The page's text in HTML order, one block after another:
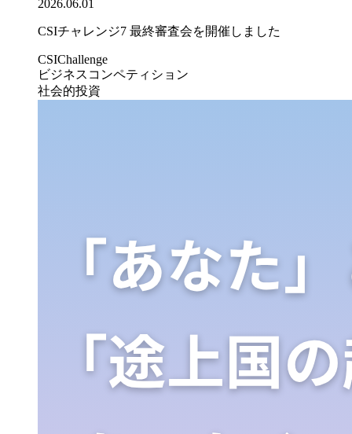
2026.06.01
CSIチャレンジ7 最終審査会を開催しました
CSIChallenge
ビジネスコンペティション
社会的投資